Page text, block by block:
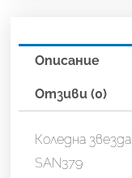
бордо
кадифе
25х60см
-
SAN379
Описание
Отзиви (0)
Коледна
SAN379